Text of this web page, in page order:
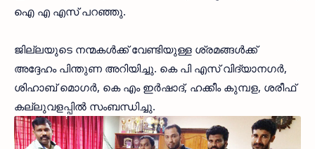
ഐ എ എസ് പറഞ്ഞു.
ജില്ലയുടെ നന്മകള്‍ക്ക് വേണ്ടിയുള്ള ശ്രമങ്ങള്‍ക്ക്
അദ്ദേഹം പിന്തുണ അറിയിച്ചു. കെ പി എസ് വിദ്യാനഗര്‍,
ശിഹാബ് മൊഗര്‍, കെ എം ഇര്‍ഷാദ്, ഹക്കീം കുമ്പള, ശരീഫ്
കല്ലുവളപ്പില്‍ സംബന്ധിച്ചു.